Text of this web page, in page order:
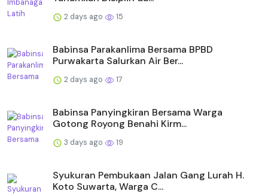
2 days ago 15
Babinsa Parakanlima Bersama BPBD
Purwakarta Salurkan Air Ber...
2 days ago 17
Babinsa Panyingkiran Bersama Warga
Gotong Royong Benahi Kirm...
3 days ago 19
Syukuran Pembukaan Jalan Gang Lurah H.
Koto Suwarta, Warga C...